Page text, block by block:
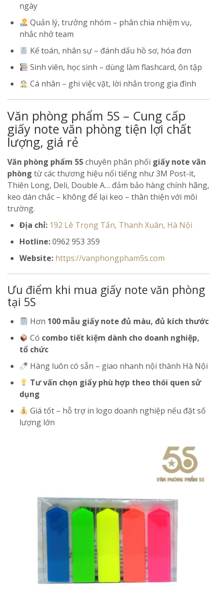
ngày
Quản lý, trưởng nhóm – phân chia nhiệm vụ,
nhắc nhở team
Kế toán, nhân sự – đánh dấu hồ sơ, hóa đơn
Sinh viên, học sinh – dùng làm flashcard, ôn tập
Cá nhân – ghi việc vặt, lời nhắn trong gia đình
Văn phòng phẩm 5S – Cung cấp
giấy note văn phòng tiện lợi chất
lượng, giá rẻ
Văn phòng phẩm 5Schuyên phân phối giấy note văn
phòng từ các thương hiệu nổi tiếng như 3M Post-it,
Thiên Long, Deli, Double A… đảm bảo hàng chính hãng,
keo dán chắc – không để lại keo – thân thiện với môi
trường.
Địa chỉ: 192 Lê Trọng Tấn, Thanh Xuân, Hà Nội
Hotline:0962 953 359
Website: https://vanphongpham5s.com
Ưu điểm khi mua giấy note văn phòng
tại 5S
Hơn 100 mẫu giấy note đủ màu, đủ kích thước
Có combo tiết kiệm dành cho doanh nghiệp,
tổ chức
Hàng luôn có sẵn – giao nhanh nội thành Hà Nội
Tư vấn chọn giấy phù hợp theo thói quen sử
dụng
Giá tốt – hỗ trợ in logo doanh nghiệp nếu đặt số
lượng lớn